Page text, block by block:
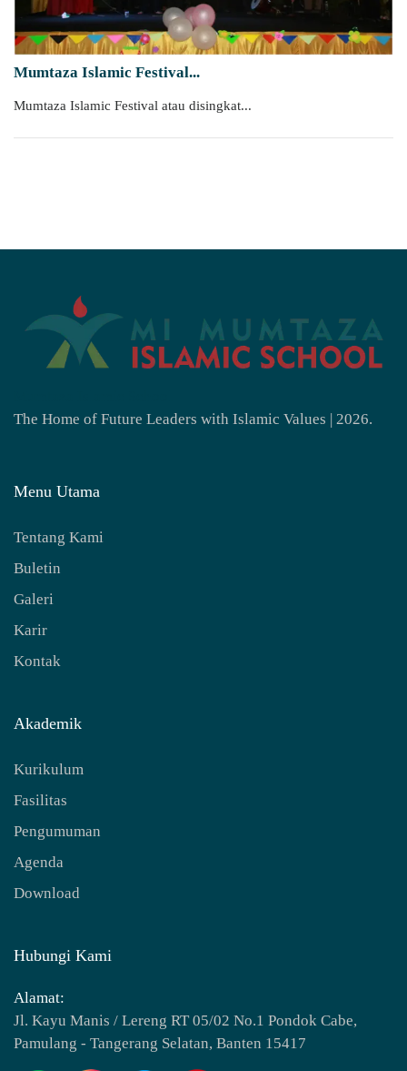
Mumtaza Islamic Festival...
Mumtaza Islamic Festival atau disingkat...
The Home of Future Leaders with Islamic Values | 2026.
Menu Utama
Tentang Kami
Buletin
Galeri
Karir
Kontak
Akademik
Kurikulum
Fasilitas
Pengumuman
Agenda
Download
Hubungi Kami
Alamat:
Jl. Kayu Manis / Lereng RT 05/02 No.1 Pondok Cabe,
Pamulang - Tangerang Selatan, Banten 15417